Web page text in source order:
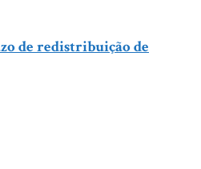
de redistribuição de